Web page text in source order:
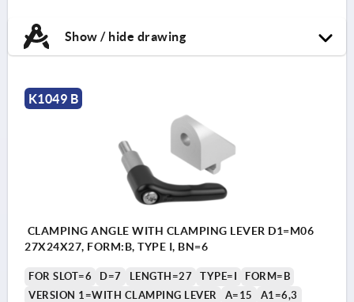
Show / hide drawing
K1049 B
CLAMPING ANGLE WITH CLAMPING LEVER D1=M06
27X24X27, FORM:B, TYPE I, BN=6
FOR SLOT=6 D=7 LENGTH=27 TYPE=I
FORM=B
VERSION 1=WITH CLAMPING LEVER
A=15
A1=6,3